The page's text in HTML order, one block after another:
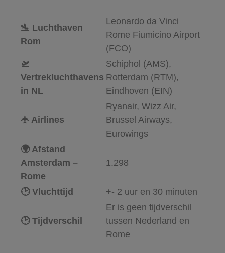
🛬 Luchthaven
Rom
Leonardo da Vinci
Rome Fiumicino Airport
(FCO)
🛫
Vertrekluchthavens
in NL
Schiphol (AMS),
Rotterdam (RTM),
Eindhoven (EIN)
🛧 Airlines
Ryanair, Wizz Air,
Brussel Airways,
Eurowings
🌍 Afstand
Amsterdam –
Rome
1.298
🕑 Vluchttijd +- 2 uur en 30 minuten
🕑 Tijdverschil
Er is geen tijdverschil
tussen Nederland en
Rome